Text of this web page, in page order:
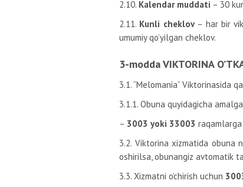
2.10. Kalendar muddati – 30
2.11. Kunli cheklov– har bir
umumiy qo’yilgan cheklov.
3-modda VIKTORINA
3.1. “Melomania” Viktorinasida
3.1.1. Obuna quyidagicha
– 3003 yoki 33003 raqamlarga
3.2. Viktorina xizmatida obuna
oshirilsa, obunangiz avtomatik
3.3. Xizmatni o’chirish uchun